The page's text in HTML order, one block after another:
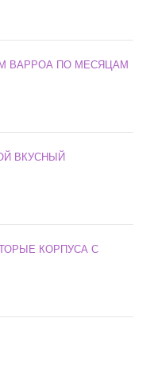
ВАРРОА ПО МЕСЯЦАМ
ВКУСНЫЙ
КОРПУСА С